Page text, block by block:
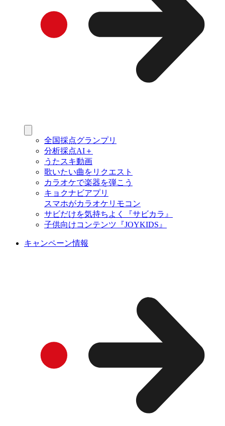
全国採点グランプリ
分析採点AI＋
うたスキ動画
歌いたい曲をリクエスト
カラオケで楽器を弾こう
キョクナビアプリ
スマホがカラオケリモコン
サビだけを気持ちよく『サビカラ』
子供向けコンテンツ『JOYKIDS』
キャンペーン情報